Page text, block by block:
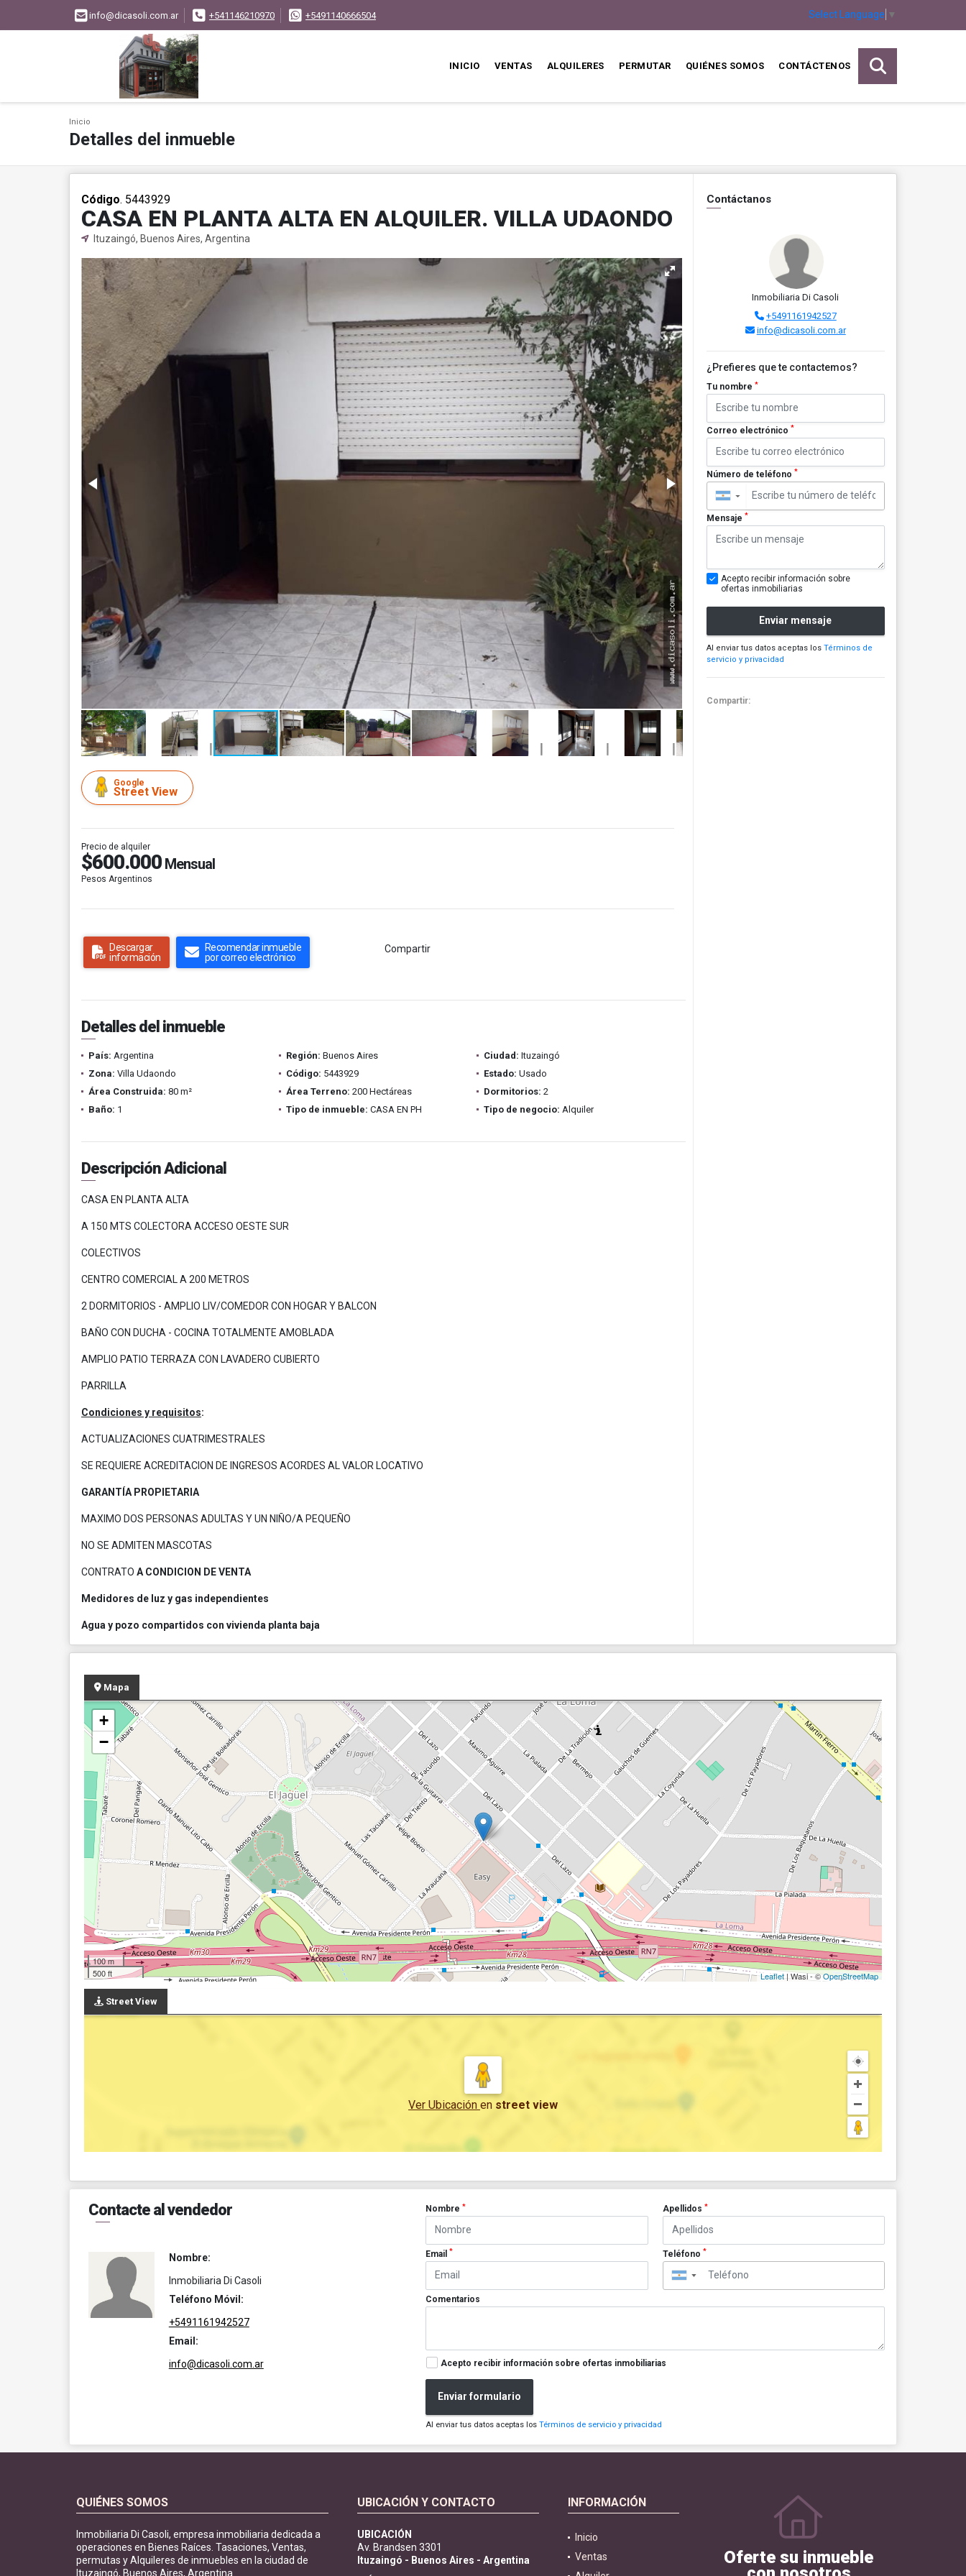
info@dicasoli.com.ar +541146210970 +5491140666504 Select Language ▼
INICIO VENTAS ALQUILERES PERMUTAR QUIÉNES SOMOS CONTÁCTENOS
Inicio
Detalles del inmueble
Código. 5443929
CASA EN PLANTA ALTA EN ALQUILER. VILLA UDAONDO
Ituzaingó, Buenos Aires, Argentina
Google
Street View
Precio de alquiler
$600.000 Mensual
Pesos Argentinos
Descargar
información
Recomendar inmueble
por correo electrónico
Compartir
Detalles del inmueble
País: Argentina Región: Buenos Aires Ciudad: Ituzaingó
Zona: Villa Udaondo Código: 5443929 Estado: Usado
Área Construida: 80 m² Área Terreno: 200 Hectáreas Dormitorios: 2
Baño: 1 Tipo de inmueble: CASA EN PH Tipo de negocio: Alquiler
Descripción Adicional
CASA EN PLANTA ALTA
A 150 MTS COLECTORA ACCESO OESTE SUR
COLECTIVOS
CENTRO COMERCIAL A 200 METROS
2 DORMITORIOS - AMPLIO LIV/COMEDOR CON HOGAR Y BALCON
BAÑO CON DUCHA - COCINA TOTALMENTE AMOBLADA
AMPLIO PATIO TERRAZA CON LAVADERO CUBIERTO
PARRILLA
Condiciones y requisitos:
ACTUALIZACIONES CUATRIMESTRALES
SE REQUIERE ACREDITACION DE INGRESOS ACORDES AL VALOR LOCATIVO
GARANTÍA PROPIETARIA
MAXIMO DOS PERSONAS ADULTAS Y UN NIÑO/A PEQUEÑO
NO SE ADMITEN MASCOTAS
CONTRATO A CONDICION DE VENTA
Medidores de luz y gas independientes
Agua y pozo compartidos con vivienda planta baja
Contáctanos
Inmobiliaria Di Casoli
+5491161942527
info@dicasoli.com.ar
¿Prefieres que te contactemos?
Tu nombre *
Correo electrónico *
Número de teléfono *
▼
Mensaje *
Acepto recibir información sobre
ofertas inmobiliarias
Enviar mensaje
Al enviar tus datos aceptas los Términos de
servicio y privacidad
Compartir:
Mapa
+
−
100 m
500 ft
Leaflet | Wasi - ©OpenStreetMap
Street View
Ver Ubicación en street view
Contacte al vendedor
Nombre:
Inmobiliaria Di Casoli
Teléfono Móvil:
+5491161942527
Email:
info@dicasoli.com.ar
Nombre* Apellidos *
Email* Teléfono *
▼
Comentarios
Acepto recibir información sobre ofertas inmobiliarias
Enviar formulario
Al enviar tus datos aceptas losTérminos de servicio y privacidad
QUIÉNES SOMOS
Inmobiliaria Di Casoli, empresa inmobiliaria dedicada a
operaciones en Bienes Raíces. Tasaciones, Ventas,
permutas y Alquileres de inmuebles en la ciudad de
Ituzaingó, Buenos Aires, Argentina.
UBICACIÓN Y CONTACTO
UBICACIÓN
Av. Brandsen 3301
Ituzaingó - Buenos Aires - Argentina
INFORMACIÓN
Inicio
Ventas
Oferte su inmueble